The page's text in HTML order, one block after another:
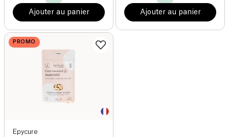
Ajouter au panier Ajouter au panier
PROMO
Epycure